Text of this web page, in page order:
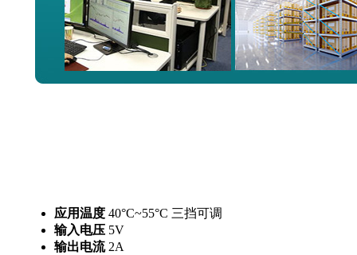
应用温度 40°C~55°C 三挡可调
输入电压 5V
输出电流 2A